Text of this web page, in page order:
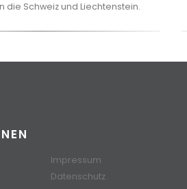
die Schweiz und Liechtenstein.
Impressum
Datenschutz